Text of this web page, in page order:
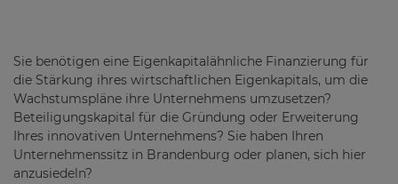
Sie benötigen eine Eigenkapitalähnliche Finanzierung für
die Stärkung ihres wirtschaftlichen Eigenkapitals, um die
Wachstumspläne ihre Unternehmens umzusetzen?
Beteiligungskapital für die Gründung oder Erweiterung
Ihres innovativen Unternehmens? Sie haben Ihren
Unternehmenssitz in Brandenburg oder planen, sich hier
anzusiedeln?